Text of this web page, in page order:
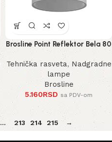
Brosline Point Reflektor Bela 80
mm 115 mm
Tehnička rasveta, Nadgradne
lampe
Brosline
5.160RSD sa PDV-om
… 213 214 215 →